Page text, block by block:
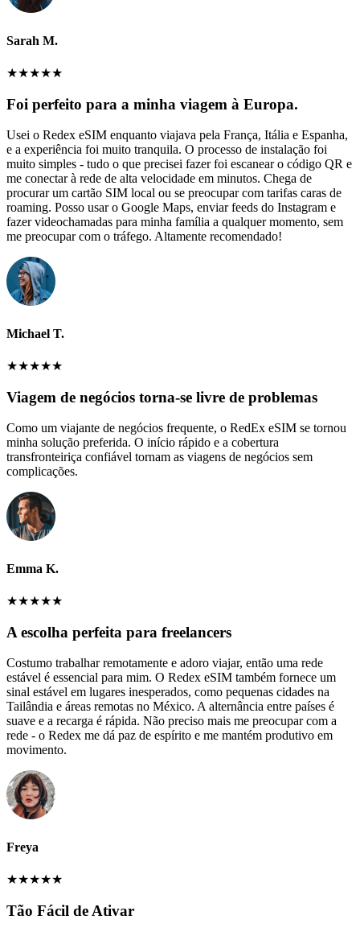
Sarah M.
★★★★★
Foi perfeito para a minha viagem à Europa.
Usei o Redex eSIM enquanto viajava pela França, Itália e Espanha,
e a experiência foi muito tranquila. O processo de instalação foi
muito simples - tudo o que precisei fazer foi escanear o código QR e
me conectar à rede de alta velocidade em minutos. Chega de
procurar um cartão SIM local ou se preocupar com tarifas caras de
roaming. Posso usar o Google Maps, enviar feeds do Instagram e
fazer videochamadas para minha família a qualquer momento, sem
me preocupar com o tráfego. Altamente recomendado!
Michael T.
★★★★★
Viagem de negócios torna-se livre de problemas
Como um viajante de negócios frequente, o RedEx eSIM se tornou
minha solução preferida. O início rápido e a cobertura
transfronteiriça confiável tornam as viagens de negócios sem
complicações.
Emma K.
★★★★★
A escolha perfeita para freelancers
Costumo trabalhar remotamente e adoro viajar, então uma rede
estável é essencial para mim. O Redex eSIM também fornece um
sinal estável em lugares inesperados, como pequenas cidades na
Tailândia e áreas remotas no México. A alternância entre países é
suave e a recarga é rápida. Não preciso mais me preocupar com a
rede - o Redex me dá paz de espírito e me mantém produtivo em
movimento.
Freya
★★★★★
Tão Fácil de Ativar